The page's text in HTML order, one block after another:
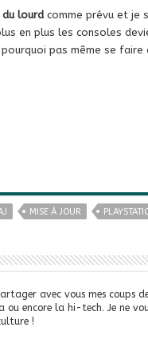
lourdcomme prévu et je
en plus les consoles
pas même se faire
MISE À JOUR
avec vous mes coups
ou encore la hi-tech. Je ne
!